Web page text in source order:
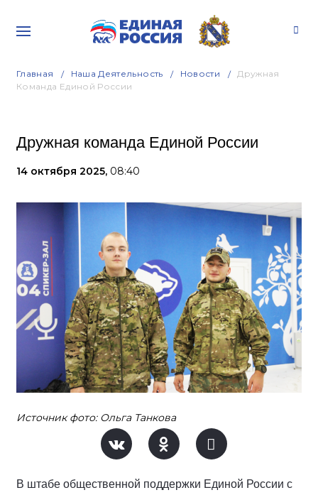
Главная Наша Деятельность Новости
Дружная
Команда Единой России
Дружная команда Единой России
14 октября 2025, 08:40
Источник фото: Ольга Танкова
В штабе общественной поддержки Единой России с